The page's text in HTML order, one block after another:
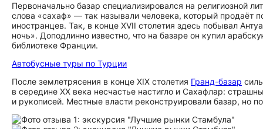
Первоначально базар специализировался на религиозной
слова «сахаф» — так называли человека, который продаёт
иностранцев. Так, в конце XVII столетия здесь побывал
ночь». Доподлинно известно, что на базаре он купил
библиотеке Франции.
Автобусные туры по Турции
После землетрясения в конце XIX столетия Гранд-базар
в середине XX века несчастье настигло и Сахафлар:
и рукописей. Местные власти реконструировали базар, но